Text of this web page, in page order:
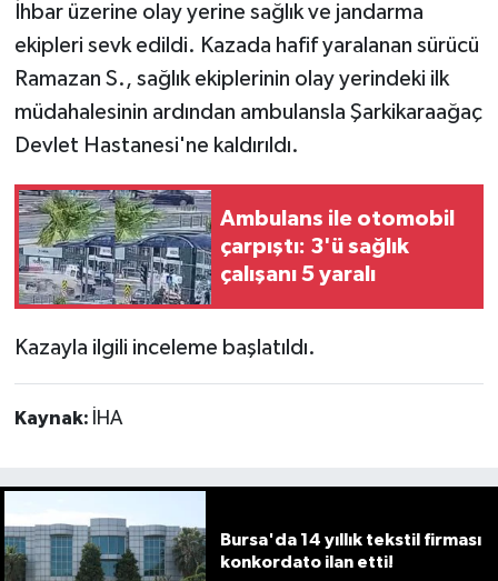
İhbar üzerine olay yerine sağlık ve jandarma
ekipleri sevk edildi. Kazada hafif yaralanan sürücü
Ramazan S., sağlık ekiplerinin olay yerindeki ilk
müdahalesinin ardından ambulansla Şarkikaraağaç
Devlet Hastanesi'ne kaldırıldı.
Ambulans ile otomobil
çarpıştı: 3'ü sağlık
çalışanı 5 yaralı
Kazayla ilgili inceleme başlatıldı.
Kaynak: İHA
Bursa'da 14 yıllık tekstil firması
konkordato ilan etti!